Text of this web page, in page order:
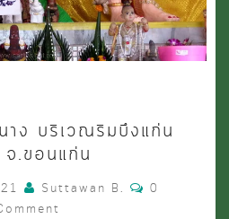
าง บริเวณริมบึงแก่น
.ขอนแก่น
Suttawan B. Comments
0